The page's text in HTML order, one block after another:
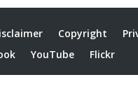
Copyright
YouTube Flickr